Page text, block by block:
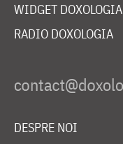
WIDGET DOXOLOGIA
RADIO DOXOLOGIA
DESPRE NOI